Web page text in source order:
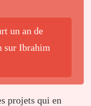
un an de
sur Ibrahim
projets qui en